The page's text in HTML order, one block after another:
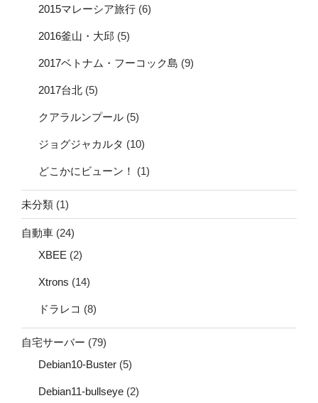
2015マレーシア旅行 (6)
2016釜山・大邱 (5)
2017ベトナム・フーコック島 (9)
2017台北 (5)
クアラルンプール (5)
ジョグジャカルタ (10)
どこかにビューン！ (1)
未分類 (1)
自動車 (24)
XBEE (2)
Xtrons (14)
ドラレコ (8)
自宅サーバー (79)
Debian10-Buster (5)
Debian11-bullseye (2)